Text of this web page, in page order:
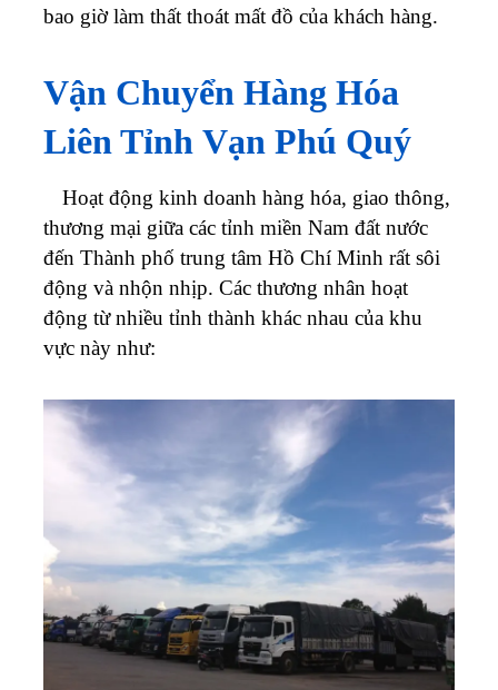
bao giờ làm thất thoát mất đồ của khách hàng.
Vận Chuyển Hàng Hóa
Liên Tỉnh Vạn Phú Quý
Hoạt động kinh doanh hàng hóa, giao thông,
thương mại giữa các tỉnh miền Nam đất nước
đến Thành phố trung tâm Hồ Chí Minh rất sôi
động và nhộn nhịp. Các thương nhân hoạt
động từ nhiều tỉnh thành khác nhau của khu
vực này như: